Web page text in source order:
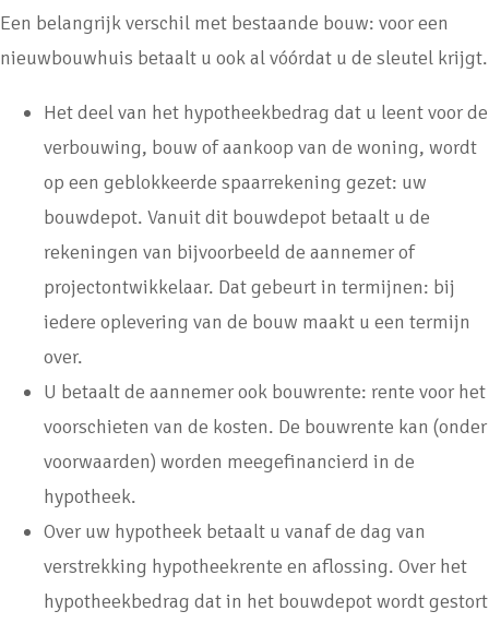
Een belangrijk verschil met bestaande bouw: voor een
nieuwbouwhuis betaalt u ook al vóórdat u de sleutel krijgt.
Het deel van het hypotheekbedrag dat u leent voor de
verbouwing, bouw of aankoop van de woning, wordt
op een geblokkeerde spaarrekening gezet: uw
bouwdepot. Vanuit dit bouwdepot betaalt u de
rekeningen van bijvoorbeeld de aannemer of
projectontwikkelaar. Dat gebeurt in termijnen: bij
iedere oplevering van de bouw maakt u een termijn
over.
U betaalt de aannemer ook bouwrente: rente voor het
voorschieten van de kosten. De bouwrente kan (onder
voorwaarden) worden meegefinancierd in de
hypotheek.
Over uw hypotheek betaalt u vanaf de dag van
verstrekking hypotheekrente en aflossing. Over het
hypotheekbedrag dat in het bouwdepot wordt gestort